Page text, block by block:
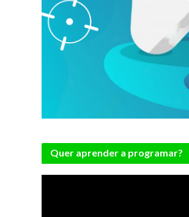
Quer aprender a programar?